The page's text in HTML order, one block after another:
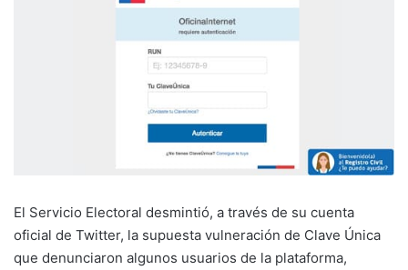
El Servicio Electoral desmintió, a través de su cuenta
oficial de Twitter, la supuesta vulneración de Clave Única
que denunciaron algunos usuarios de la plataforma,